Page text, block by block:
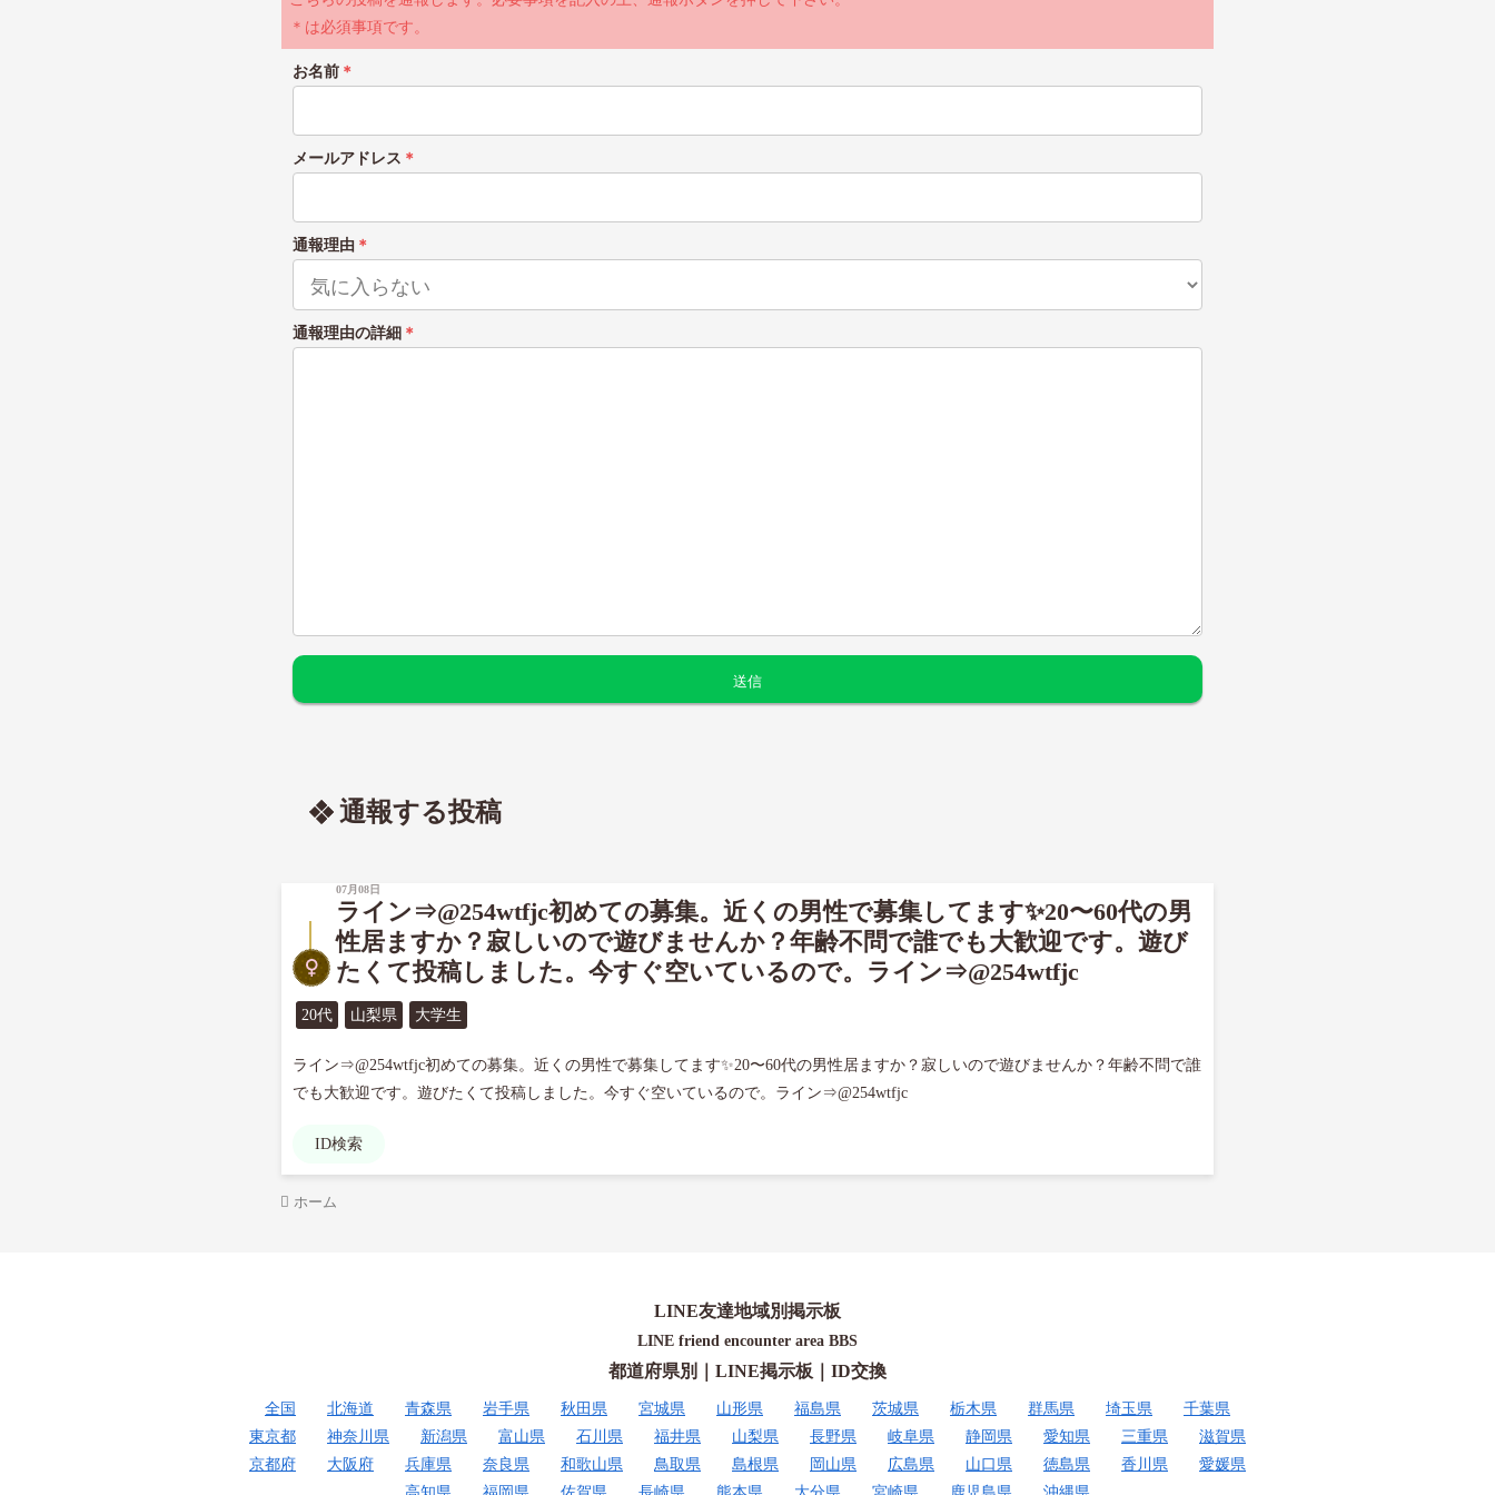
＊は必須事項です。
お名前 ＊
メールアドレス ＊
通報理由 ＊
通報理由の詳細 ＊
通報する投稿
07月08日
ライン⇒@254wtfjc初めての募集。近くの男性で募集してます✨20〜60代の男
性居ますか？寂しいので遊びませんか？年齢不問で誰でも大歓迎です。遊び
たくて投稿しました。今すぐ空いているので。ライン⇒@254wtfjc
20代 山梨県 大学生
ライン⇒@254wtfjc初めての募集。近くの男性で募集してます✨20〜60代の男性居ますか？寂しいので遊びませんか？年齢不問で誰
でも大歓迎です。遊びたくて投稿しました。今すぐ空いているので。ライン⇒@254wtfjc
ID検索
ホーム
LINE友達地域別掲示板
LINE friend encounter area BBS
都道府県別｜LINE掲示板｜ID交換
全国 北海道 青森県 岩手県 秋田県 宮城県 山形県 福島県 茨城県 栃木県 群馬県 埼玉県
千葉県
東京都
神奈川県 新潟県 富山県 石川県 福井県 山梨県 長野県 岐阜県 静岡県 愛知県 三重県
滋賀県
京都府
大阪府 兵庫県 奈良県 和歌山県 鳥取県 島根県 岡山県 広島県 山口県 徳島県 香川県
愛媛県